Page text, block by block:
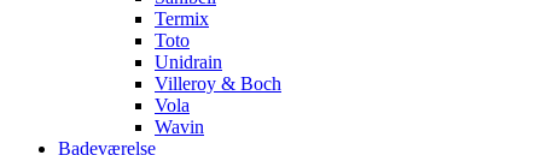
Termix
Toto
Unidrain
Villeroy & Boch
Vola
Wavin
Badeværelse